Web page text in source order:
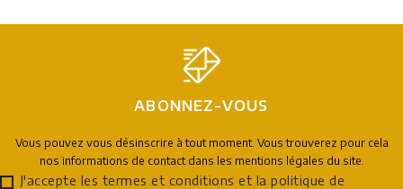
ABONNEZ-VOUS
Vous pouvez vous désinscrire à tout moment. Vous trouverez pour cela
nos informations de contact dans les mentions légales du site.
J'accepte les termes et conditions et la politique de